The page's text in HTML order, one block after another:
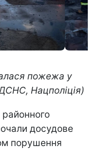
пожежа у
Нацполіція)
районного
досудове
порушення